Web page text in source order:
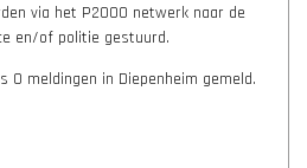
via het P2000 netwerk naar de
en/of politie gestuurd.
0 meldingen in Diepenheim gemeld.